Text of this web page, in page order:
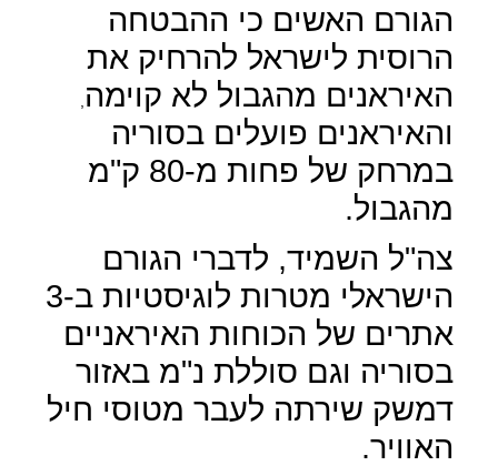
הגורם האשים כי ההבטחה
הרוסית לישראל להרחיק את
האיראנים מהגבול לא קוימה,
והאיראנים פועלים בסוריה
במרחק של פחות מ-80 ק"מ
מהגבול.
צה"ל השמיד, לדברי הגורם
הישראלי מטרות לוגיסטיות ב-3
אתרים של הכוחות האיראניים
בסוריה וגם סוללת נ"מ באזור
דמשק שירתה לעבר מטוסי חיל
האוויר.